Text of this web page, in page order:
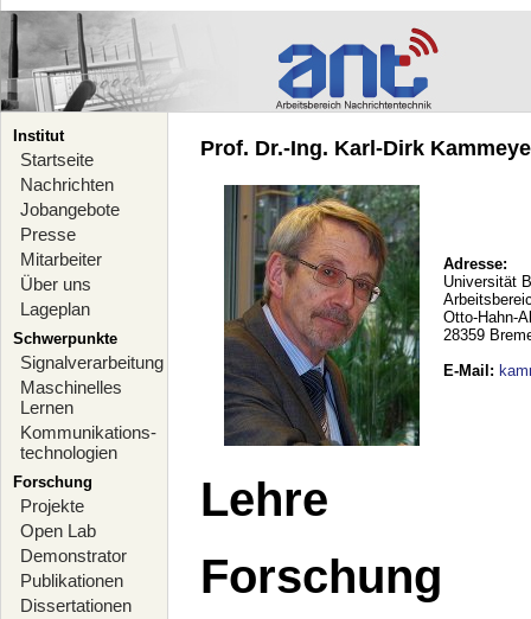
Institut
Startseite
Nachrichten
Jobangebote
Presse
Mitarbeiter
Über uns
Lageplan
Schwerpunkte
Signalverarbeitung
Maschinelles
Lernen
Kommunikations-
technologien
Forschung
Projekte
Open Lab
Demonstrator
Publikationen
Dissertationen
Prof. Dr.-Ing. Karl-Dirk
Adresse:
Universität
Otto-Hahn-
28359
E-Mail :
Lehre
Forschung